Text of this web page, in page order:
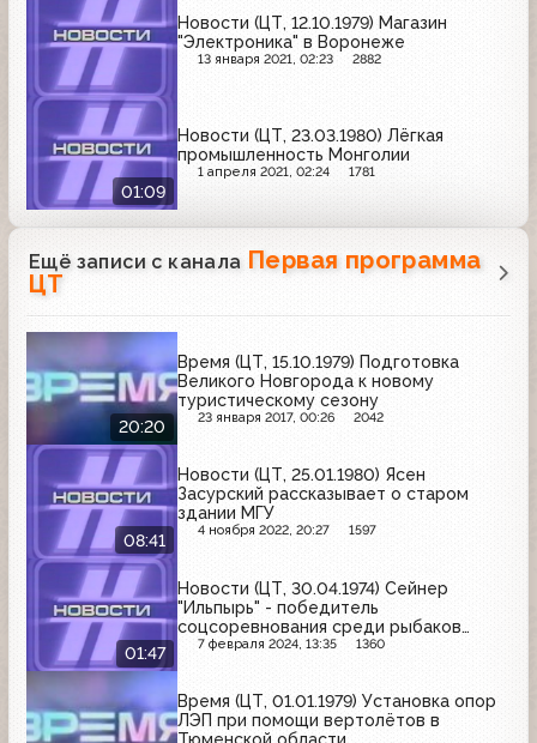
Новости (ЦТ, 12.10.1979) Магазин
"Электроника" в Воронеже
13 января 2021, 02:23 2882
01:09
Новости (ЦТ, 23.03.1980) Лёгкая
промышленность Монголии
1 апреля 2021, 02:24 1781
Ещё записи с канала Первая программа
ЦТ
20:20
Время (ЦТ, 15.10.1979) Подготовка
Великого Новгорода к новому
туристическому сезону
23 января 2017, 00:26 2042
08:41
Новости (ЦТ, 25.01.1980) Ясен
Засурский рассказывает о старом
здании МГУ
4 ноября 2022, 20:27 1597
01:47
Новости (ЦТ, 30.04.1974) Сейнер
"Ильпырь" - победитель
соцсоревнования среди рыбаков
Камчатки
7 февраля 2024, 13:35 1360
Время (ЦТ, 01.01.1979) Установка опор
ЛЭП при помощи вертолётов в